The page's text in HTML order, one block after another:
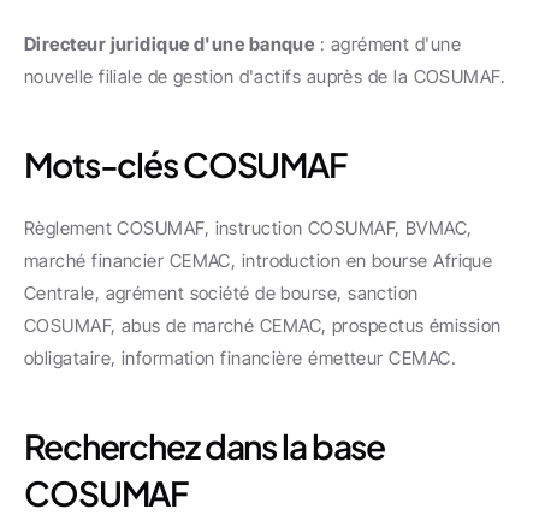
Directeur juridique d'une banque : agrément d'une
nouvelle filiale de gestion d'actifs auprès de la COSUMAF.
Mots-clés COSUMAF
Règlement COSUMAF, instruction COSUMAF, BVMAC,
marché financier CEMAC, introduction en bourse Afrique
Centrale, agrément société de bourse, sanction
COSUMAF, abus de marché CEMAC, prospectus émission
obligataire, information financière émetteur CEMAC.
Recherchez dans la base
COSUMAF